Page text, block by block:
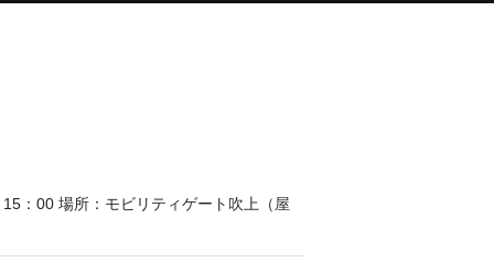
：00 場所：モビリティゲート吹上（屋